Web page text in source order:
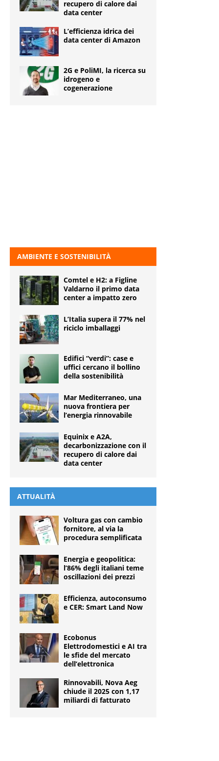
recupero di calore dai
data center
L’efficienza idrica dei
data center di Amazon
2G e PoliMI, la ricerca su
idrogeno e
cogenerazione
AMBIENTE E SOSTENIBILITÀ
Comtel e H2: a Figline
Valdarno il primo data
center a impatto zero
L’Italia supera il 77% nel
riciclo imballaggi
Edifici “verdi”: case e
uffici cercano il bollino
della sostenibilità
Mar Mediterraneo, una
nuova frontiera per
l’energia rinnovabile
Equinix e A2A,
decarbonizzazione con il
recupero di calore dai
data center
ATTUALITÀ
Voltura gas con cambio
fornitore, al via la
procedura semplificata
Energia e geopolitica:
l’86% degli italiani teme
oscillazioni dei prezzi
Efficienza, autoconsumo
e CER: Smart Land Now
Ecobonus
Elettrodomestici e AI tra
le sfide del mercato
dell’elettronica
Rinnovabili, Nova Aeg
chiude il 2025 con 1,17
miliardi di fatturato